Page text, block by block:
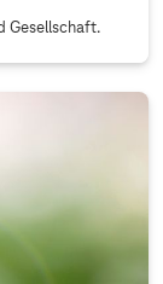
Gesellschaft.